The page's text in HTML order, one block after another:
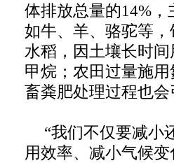
体排放总量的14%
如牛、羊、骆驼等
水稻，因土壤长时
甲烷；农田过量施
畜粪肥处理过程也
“我们不仅要减小
用效率、减小气候